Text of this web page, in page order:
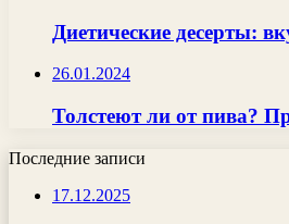
Диетические десерты:
26.01.2024
Толстеют ли от пива?
Последние записи
17.12.2025